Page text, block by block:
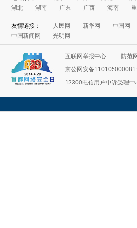
湖北
湖南 广东 广西 海南
友情链接： 人民网 新华网
中国网
中国新闻网
光明网
互联网举报中心
防范
京公网安备110105000081
12300电信用户申诉受理中